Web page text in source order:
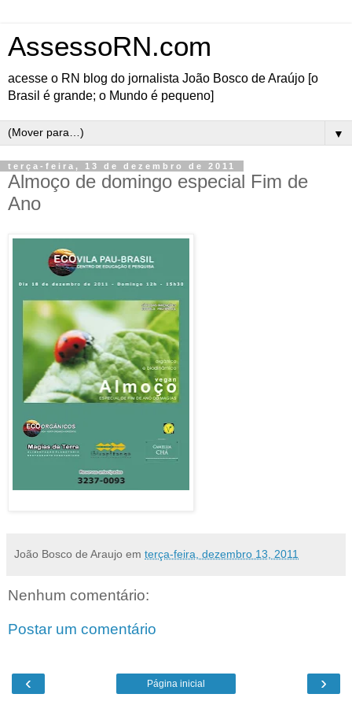
AssessoRN.com
acesse o RN blog do jornalista João Bosco de Araújo [o
Brasil é grande; o Mundo é pequeno]
▼
terça-feira, 13 de dezembro de 2011
Almoço de domingo especial Fim de
Ano
João Bosco de Araujo em terça-feira, dezembro 13, 2011
Nenhum comentário:
Postar um comentário
‹ ›
Página inicial